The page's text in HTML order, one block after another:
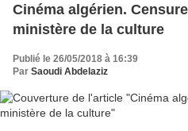
Cinéma algérien.
ministère de la culture
Publié le 26/05/2018 à 16:39
Par Saoudi Abdelaziz